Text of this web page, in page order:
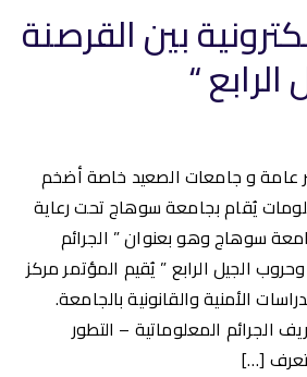
بين القرصنة
“
عامة و جامعات الصعيد خاصة أضخم
يُقام بجامعة سوهاج تحت رعاية
سوهاج وهو بعنوان ” الجرائم
وحروب الجيل الرابع ” يُقيم المؤتمر مركز
الأمنية والقانونية بالجامعة.
:- 1- تعريف الجرائم المعلوماتية – التطور
[…]